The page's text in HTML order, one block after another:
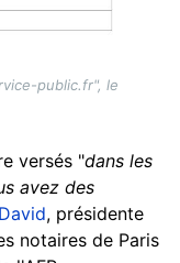
public.fr", le
versés "dans les
avez des
, présidente
notaires de Paris